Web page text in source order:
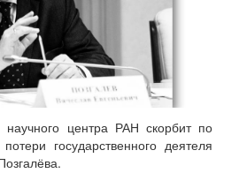
научного центра РАН скорбит по
государственного деятеля